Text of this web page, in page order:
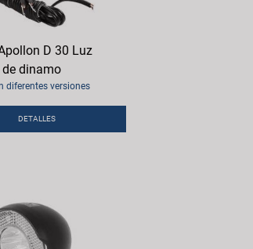
D 30 Luz
dinamo
diferentes versiones
DETALLES